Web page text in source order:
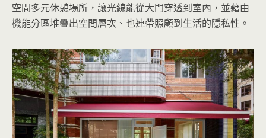
空間多元休憩場所，讓光線能從大門穿透到室內，並藉由
機能分區堆疊出空間層次、也連帶照顧到生活的隱私性。